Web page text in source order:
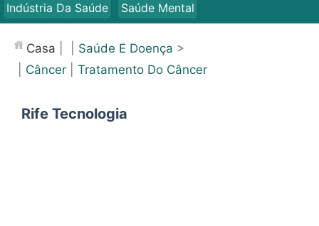
Indústria Da Saúde
Saúde Mental
Saúde
Casa Saúde E Doença >
Câncer Tratamento Do Câncer
Rife Tecnologia